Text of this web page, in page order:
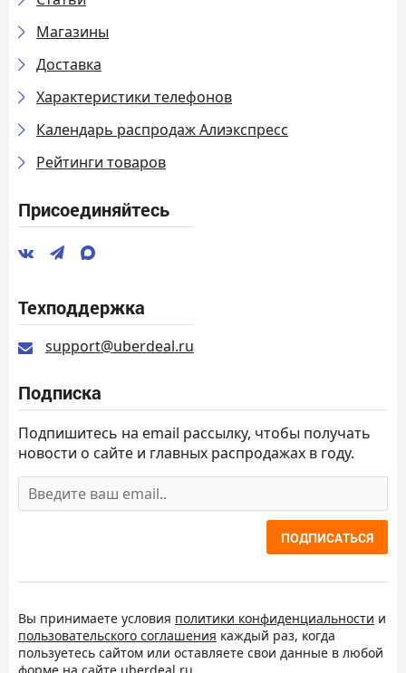
Магазины
Доставка
Характеристики телефонов
Календарь распродаж Алиэкспресс
Рейтинги товаров
Присоединяйтесь
Техподдержка
support@uberdeal.ru
Подписка
Подпишитесь на email рассылку, чтобы получать
новости о сайте и главных распродажах в году.
ПОДПИСАТЬСЯ
Вы принимаете условия политики конфиденциальности и
пользовательского соглашения каждый раз, когда
пользуетесь сайтом или оставляете свои данные в любой